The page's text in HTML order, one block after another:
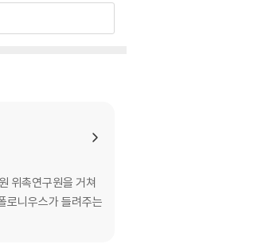
위촉연구원을 거쳐
로니우스가 들려주는